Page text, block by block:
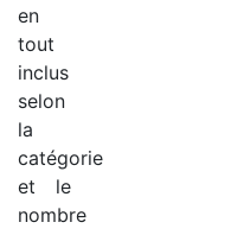
en
tout
inclus
selon
la
catégorie
et le
nombre